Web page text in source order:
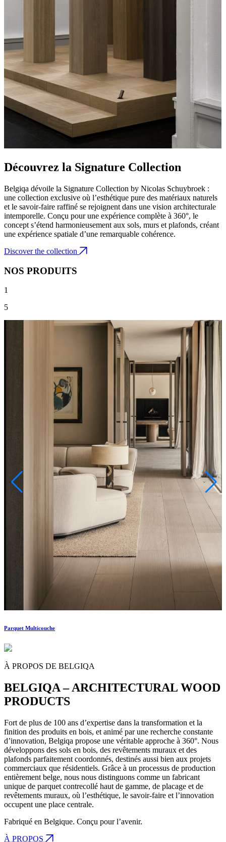
Découvrez la Signature Collection
Belgiqa dévoile la Signature Collection by Nicolas Schuybroek :
une collection exclusive où l’esthétique pure des matériaux naturels
et le savoir-faire raffiné se rejoignent dans une vision architecturale
intemporelle. Conçu pour une expérience complète à 360°, le
concept s’étend harmonieusement aux sols, murs et plafonds, créant
une expérience spatiale d’une remarquable cohérence.
Discover the collection
NOS PRODUITS
1
5
Parquet Multicouche
À PROPOS DE BELGIQA
BELGIQA – ARCHITECTURAL WOOD
PRODUCTS
Fort de plus de 100 ans d’expertise dans la transformation et la
finition des produits en bois, et animé par une recherche constante
d’innovation, Belgiqa propose une véritable approche à 360°. Nous
développons des sols en bois, des revêtements muraux et des
plafonds parfaitement coordonnés, destinés aussi bien aux projets
commerciaux que résidentiels. Grâce à un processus de production
entièrement belge, nous nous distinguons comme un fabricant
unique de parquet contrecollé haut de gamme, de placage et de
revêtements muraux, où l’esthétique, le savoir-faire et l’innovation
occupent une place centrale.
Fabriqué en Belgique. Conçu pour l’avenir.
À PROPOS